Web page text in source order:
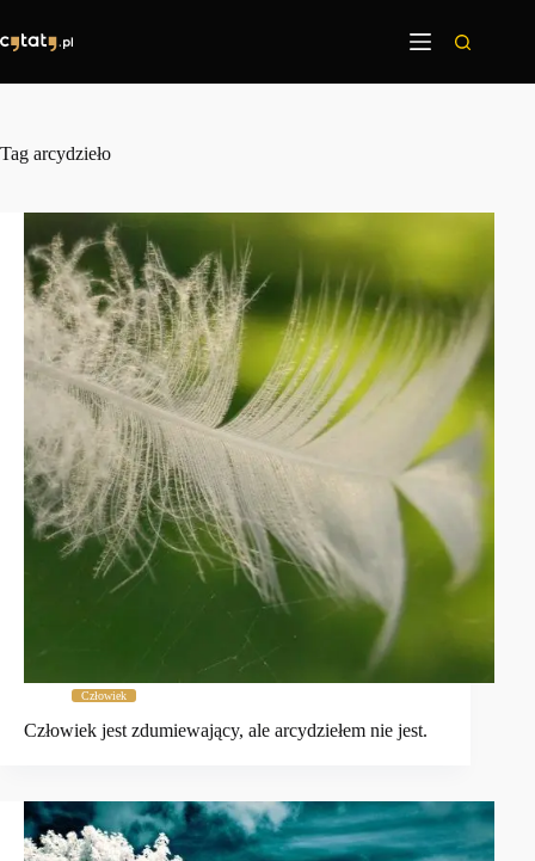
treści
Tag arcydzieło
Człowiek
Człowiek jest zdumiewający, ale arcydziełem nie jest.